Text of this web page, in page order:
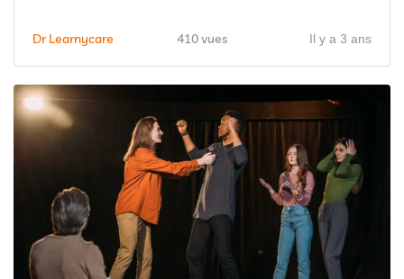
Dr Learnycare 410 vues Il y a 3 ans